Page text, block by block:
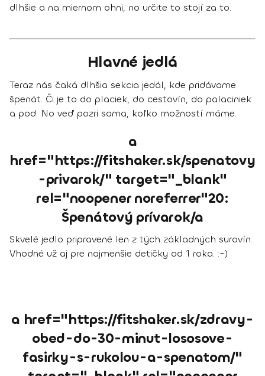
dlhšie a na miernom ohni, no určite to stojí za to.
Hlavné jedlá
Teraz nás čaká dlhšia sekcia jedál, kde pridávame
špenát. Či je to do placiek, do cestovín, do palaciniek
a pod. No veď pozri sama, koľko možností máme.
a
href="https://fitshaker.sk/spenatovy
-privarok/" target="_blank"
rel="noopener noreferrer"20:
Špenátový prívarok/a
Skvelé jedlo pripravené len z tých základných surovín.
Vhodné už aj pre najmenšie detičky od 1 roka. :-)
a href="https://fitshaker.sk/zdravy-
obed-do-30-minut-lososove-
fasirky-s-rukolou-a-spenatom/"